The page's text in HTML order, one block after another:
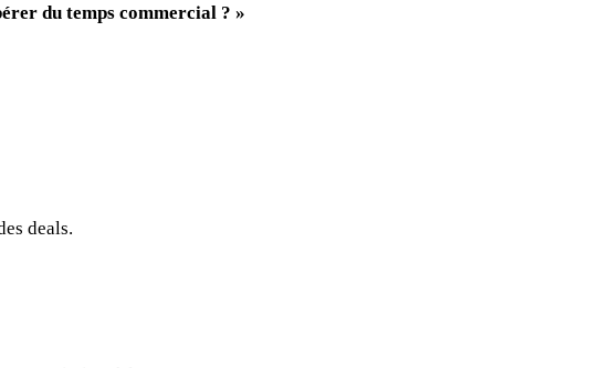
du temps commercial ? »
deals.